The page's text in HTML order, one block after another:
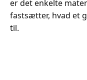
er det enkelte
fastsætter, hvad et
til.